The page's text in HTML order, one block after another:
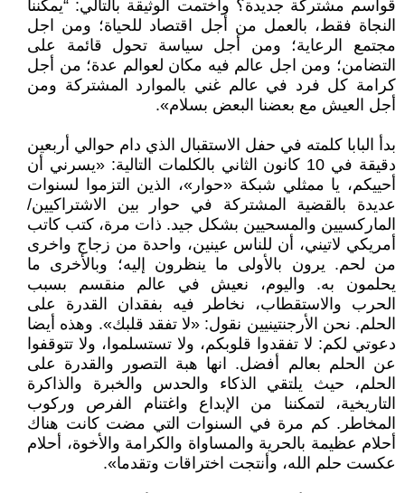
قواسم مشتركة جديدة؟ واختمت الوثيقة بالتالي: “يمكننا
النجاة فقط، بالعمل من أجل اقتصاد للحياة؛ ومن اجل
مجتمع الرعاية؛ ومن أجل سياسة تحول قائمة على
التضامن؛ ومن اجل عالم فيه مكان لعوالم عدة؛ من أجل
كرامة كل فرد في عالم غني بالموارد المشتركة ومن
أجل العيش مع بعضنا البعض بسلام».
بدأ البابا كلمته في حفل الاستقبال الذي دام حوالي أربعين
دقيقة في 10 كانون الثاني بالكلمات التالية: «يسرني أن
أحييكم، يا ممثلي شبكة «حوار»، الذين التزموا لسنوات
عديدة بالقضية المشتركة في حوار بين الاشتراكيين/
الماركسيين والمسحيين بشكل جيد. ذات مرة، كتب كاتب
أمريكي لاتيني، أن للناس عينين، واحدة من زجاج واخرى
من لحم. يرون بالأولى ما ينظرون إليه؛ وبالأخرى ما
يحلمون به. واليوم، نعيش في عالم منقسم بسبب
الحرب والاستقطاب، نخاطر فيه بفقدان القدرة على
الحلم. نحن الأرجنتينيين نقول: «لا تفقد قلبك». وهذه أيضا
دعوتي لكم: لا تفقدوا قلوبكم، ولا تستسلموا، ولا تتوقفوا
عن الحلم بعالم أفضل. انها هبة التصور والقدرة على
الحلم، حيث يلتقي الذكاء والحدس والخبرة والذاكرة
التاريخية، لتمكننا من الإبداع واغتنام الفرص وركوب
المخاطر. كم مرة في السنوات التي مضت كانت هناك
أحلام عظيمة بالحرية والمساواة والكرامة والأخوة، أحلام
عكست حلم الله، وأنتجت اختراقات وتقدما».